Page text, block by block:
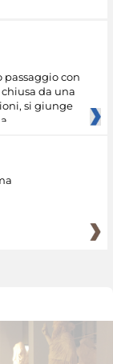
passaggio con
da una
si giunge